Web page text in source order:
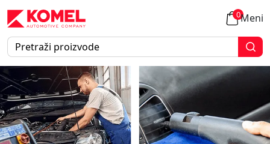
0Meni